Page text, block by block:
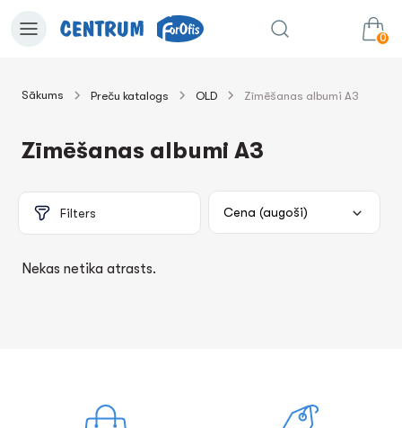
0
Sākums Preču katalogs OLD Zīmēšanas albumi A3
Zīmēšanas albumi A3
Filters
Nekas netika atrasts.